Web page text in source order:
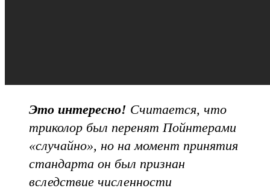
Это интересно! Считается, что
триколор был перенят Пойнтерами
«случайно», но на момент принятия
стандарта он был признан
вследствие численности